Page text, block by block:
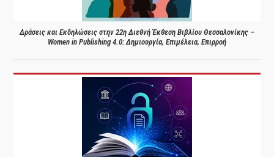
Δράσεις και Εκδηλώσεις στην 22η Διεθνή Έκθεση Βιβλίου Θεσσαλονίκης –
Women in Publishing 4.0: Δημιουργία, Επιμέλεια, Επιρροή